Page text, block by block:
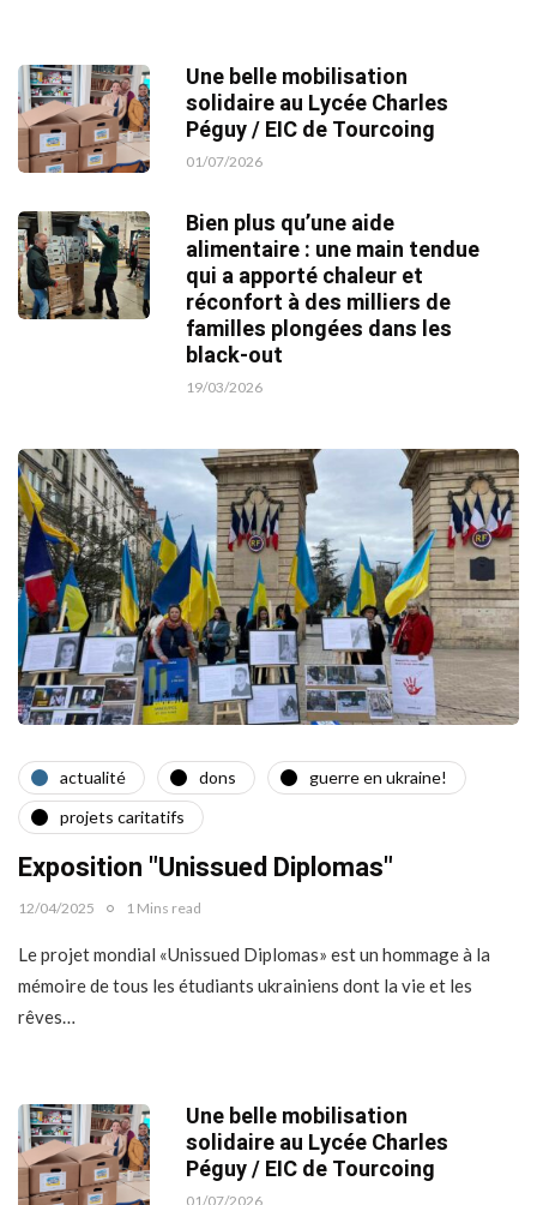
Une belle mobilisation
solidaire au Lycée Charles
Péguy / EIC de Tourcoing
01/07/2026
Bien plus qu’une aide
alimentaire : une main tendue
qui a apporté chaleur et
réconfort à des milliers de
familles plongées dans les
black-out
19/03/2026
actualité dons
guerre en ukraine!
projets caritatifs
Exposition "Unissued Diplomas"
12/04/2025 1 Mins read
Le projet mondial «Unissued Diplomas» est un hommage à la
mémoire de tous les étudiants ukrainiens dont la vie et les
rêves…
Une belle mobilisation
solidaire au Lycée Charles
Péguy / EIC de Tourcoing
01/07/2026